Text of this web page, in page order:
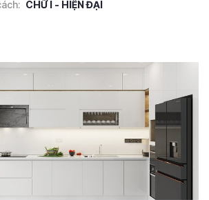
CHỮ I - HIỆN ĐẠI